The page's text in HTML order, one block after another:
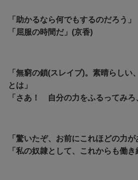
「助かるなら何でもするのだろう」
「屈服の時間だ」(京香)
「無窮の鎖(スレイブ)。素晴らしい
とは」
「さあ！ 自分の力をふるってみろ
「驚いたぞ、お前にこれほどの力が
「私の奴隷として、これからも働